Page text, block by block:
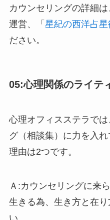
カウンセリングの詳細
運営、「 星紀の西洋占星
ださい。
05:心理関係のライテ
心理オフィスステラで
グ（相談集）に力を入れ
理由は2つです。
Ａ:カウンセリングに来
生きる為、生き方と在
い。